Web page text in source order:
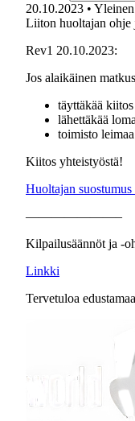
20.10.2023 • Yleinen
Liiton huoltajan ohje
Rev1 20.10.2023:
Jos alaikäinen
täyttäkää
lähettäkää
toimisto
Kiitos yhteistyöstä!
Huoltajan
———————–
Kilpailusäännöt ja -
Linkki
Tervetuloa